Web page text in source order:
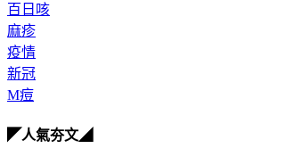
百日咳
麻疹
疫情
新冠
M痘
◤人氣夯文◢